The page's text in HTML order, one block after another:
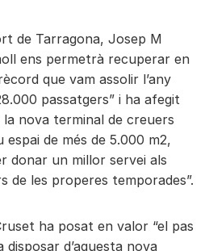
de Tarragona, Josep M
ens permetrà recuperar en
que vam assolir l’any
passatgers” i ha afegit
nova terminal de creuers
de més de 5.000 m2,
donar un millor servei als
de les properes temporades”.
ha posat en valor “el pas
d’aquesta nova